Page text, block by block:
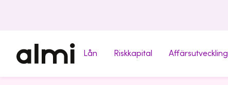
Lån Riskkapital Affärsutveckling